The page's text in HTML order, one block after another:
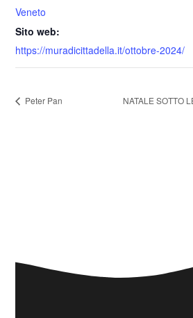
Veneto
Sito web:
https://muradicittadella.it/ottobre-2024/
Peter Pan NATALE SOTTO